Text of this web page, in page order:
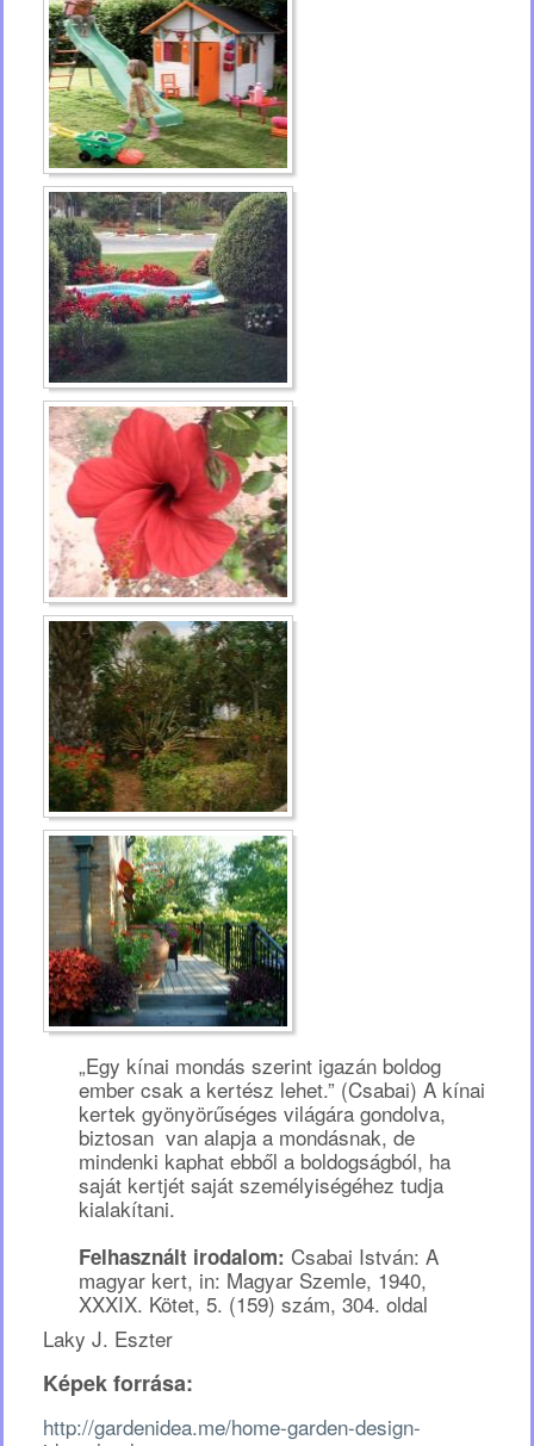
„Egy kínai mondás szerint igazán boldog
ember csak a kertész lehet.” (Csabai) A kínai
kertek gyönyörűséges világára gondolva,
biztosan van alapja a mondásnak, de
mindenki kaphat ebből a boldogságból, ha
saját kertjét saját személyiségéhez tudja
kialakítani.
Felhasznált irodalom: Csabai István: A
magyar kert, in: Magyar Szemle, 1940,
XXXIX. Kötet, 5. (159) szám, 304. oldal
Laky J. Eszter
Képek forrása:
http://gardenidea.me/home-garden-design-